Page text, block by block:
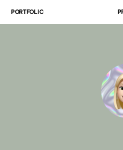
PORTFOLIO